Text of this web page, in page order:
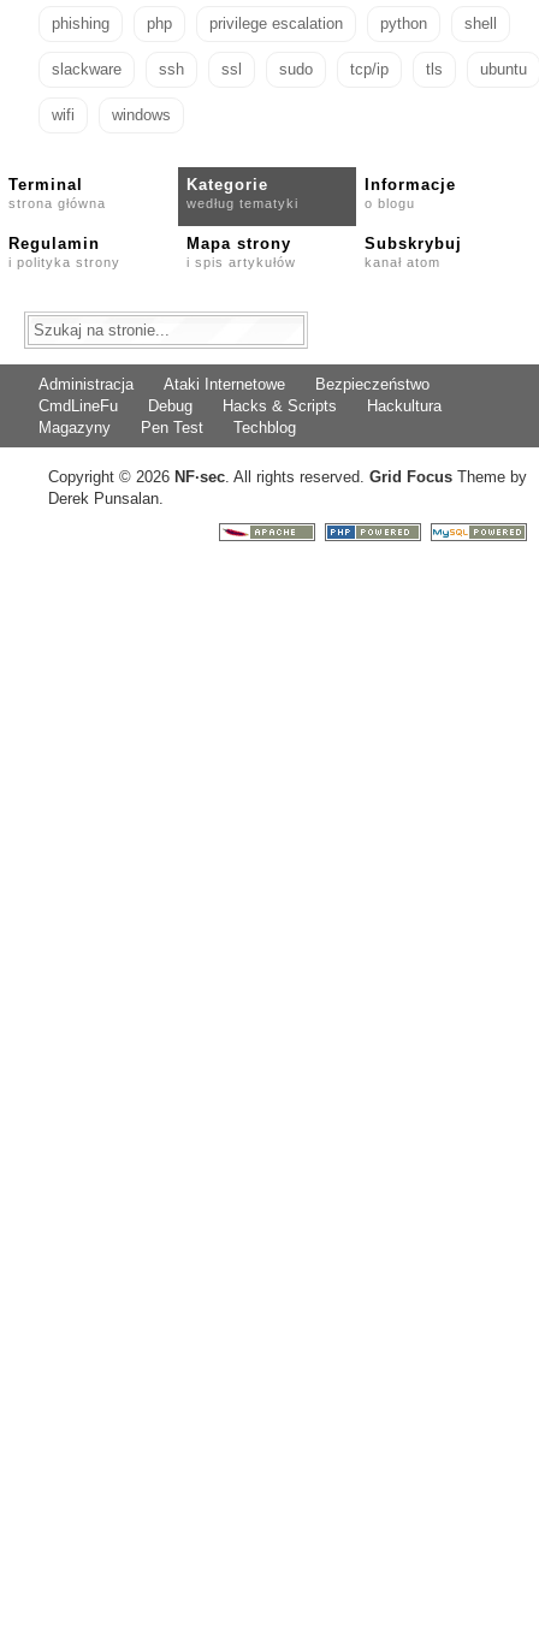
phishing php privilege escalation python shell
slackware ssh ssl sudo tcp/ip tls ubuntu
wifi windows
Terminal
strona główna
Kategorie
według tematyki
Informacje
o blogu
Regulamin
i polityka strony
Mapa strony
i spis artykułów
Subskrybuj
kanał atom
Administracja Ataki Internetowe
Bezpieczeństwo
CmdLineFu
Debug Hacks & Scripts
Hackultura
Magazyny
Pen Test Techblog
Copyright © 2026 NF·sec. All rights reserved. Grid Focus Theme by
Derek Punsalan.